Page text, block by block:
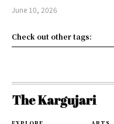
June 10, 2026
Check out other tags: